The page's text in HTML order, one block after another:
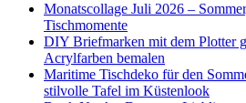
Monatscollage Juli 2026 –
Tischmomente
DIY Briefmarken mit dem Plotter
Acrylfarben bemalen
Maritime Tischdeko für den
stilvolle Tafel im Küstenlook